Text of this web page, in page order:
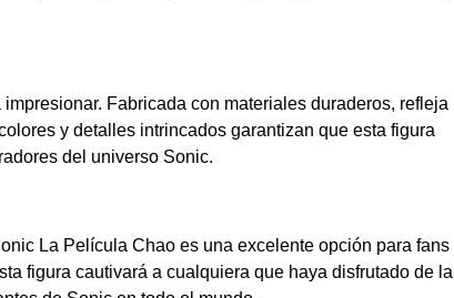
Fabricada con materiales duraderos, refleja
y detalles intrincados garantizan que esta figura
del universo Sonic.
La Película Chao es una excelente opción para fans
figura cautivará a cualquiera que haya disfrutado de la